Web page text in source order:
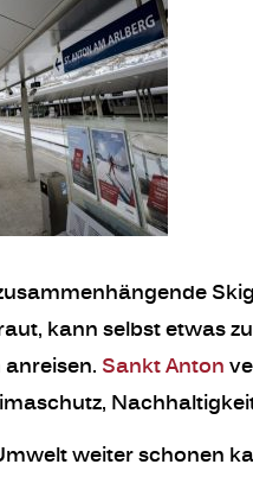
kann selbst etwas
Sankt Anton
weiter schonen